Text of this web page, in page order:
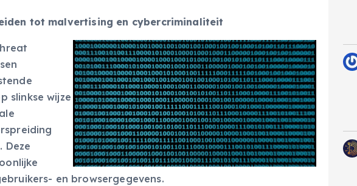
tot malvertising en cybercriminaliteit
slinkse wijze
Deze
en browsergegevens.